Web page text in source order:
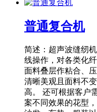
普通复合机
简述：超声波缝纫
线操作，对各类化
面料叠层作粘合、
清晰美观且面料不
高。 还可根据客户
案不同效果的花型